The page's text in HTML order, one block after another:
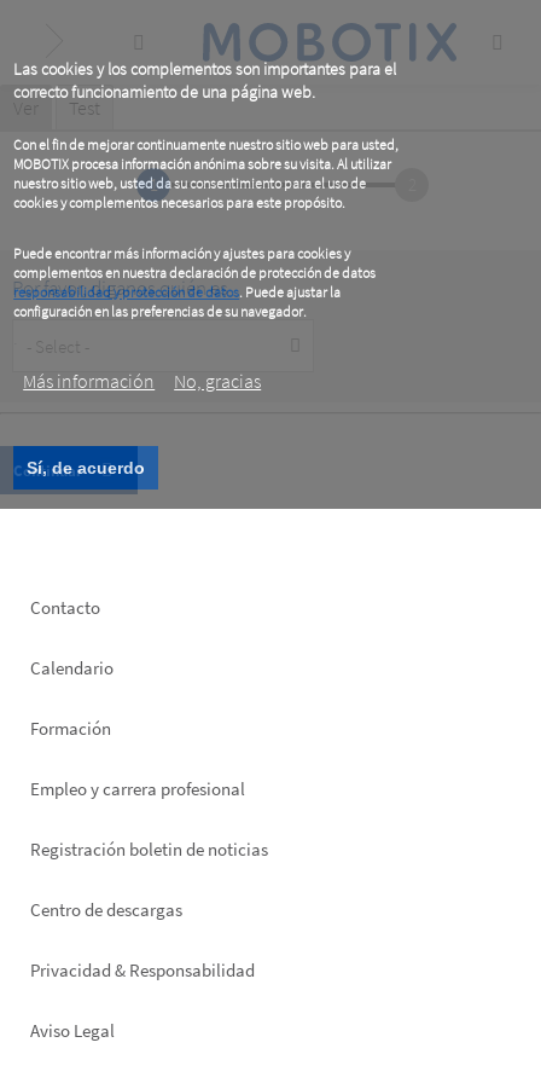
Las cookies y los complementos son importantes para el
correcto funcionamiento de una página web.
Con el fin de mejorar continuamente nuestro sitio web para usted,
MOBOTIX procesa información anónima sobre su visita. Al utilizar
nuestro sitio web, usted da su consentimiento para el uso de
cookies y complementos necesarios para este propósito.
Puede encontrar más información y ajustes para cookies y
complementos en nuestra declaración de protección de datos
responsabilidad y protección de datos. Puede ajustar la
configuración en las preferencias de su navegador.
Más información
No, gracias
Sí, de acuerdo
content
Primary
tabs
Ver (active
Test
1
Por favor, diganos quién es
Type
Footer
Contacto
Calendario
Formación
Empleo y carrera profesional
Registración boletin de noticias
Footer
Centro de descargas
Privacidad & Responsabilidad
Aviso Legal